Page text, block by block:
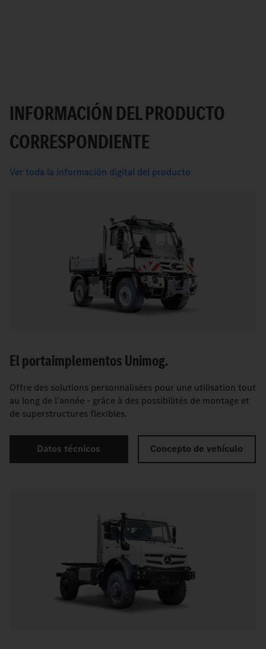
INFORMACIÓN DEL PRODUCTO
CORRESPONDIENTE
Ver toda la información digital del producto
El portaimplementos Unimog.
Offre des solutions personnalisées pour une utilisation tout
au long de l'année - grâce à des possibilités de montage et
de superstructures flexibles.
Datos técnicos Concepto de vehículo